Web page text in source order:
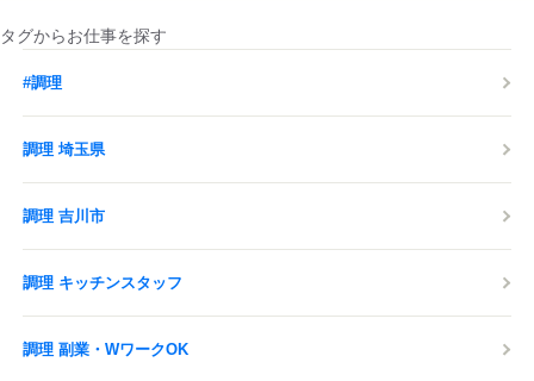
・マスクの従業員配布
・アルコール消毒液の設置 など
皆様の安全を最優先し、
応募する
タグからお仕事を探す
#調理
調理 埼玉県
調理 吉川市
調理 キッチンスタッフ
調理 副業・WワークOK